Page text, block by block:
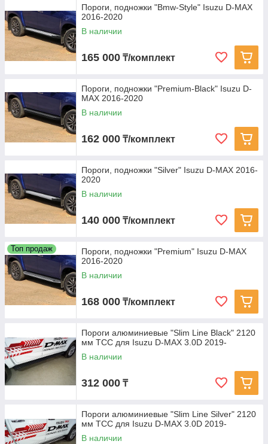
Пороги, подножки "Bmw-Style" Isuzu D-MAX
2016-2020
В наличии
165 000 ₸/комплект
Пороги, подножки "Premium-Black" Isuzu D-
MAX 2016-2020
В наличии
162 000 ₸/комплект
Пороги, подножки "Silver" Isuzu D-MAX 2016-
2020
В наличии
140 000 ₸/комплект
Топ продаж
Пороги, подножки "Premium" Isuzu D-MAX
2016-2020
В наличии
168 000 ₸/комплект
Пороги алюминиевые "Slim Line Black" 2120
мм ТСС для Isuzu D-MAX 3.0D 2019-
В наличии
312 000 ₸
Пороги алюминиевые "Slim Line Silver" 2120
мм ТСС для Isuzu D-MAX 3.0D 2019-
В наличии